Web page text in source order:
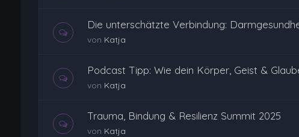
Die unterschätzte Verbindung:
von Katja
Podcast Tipp: Wie dein Körper, Geist &
von Katja
Trauma, Bindung & Resilienz Summit 2025
von Katja